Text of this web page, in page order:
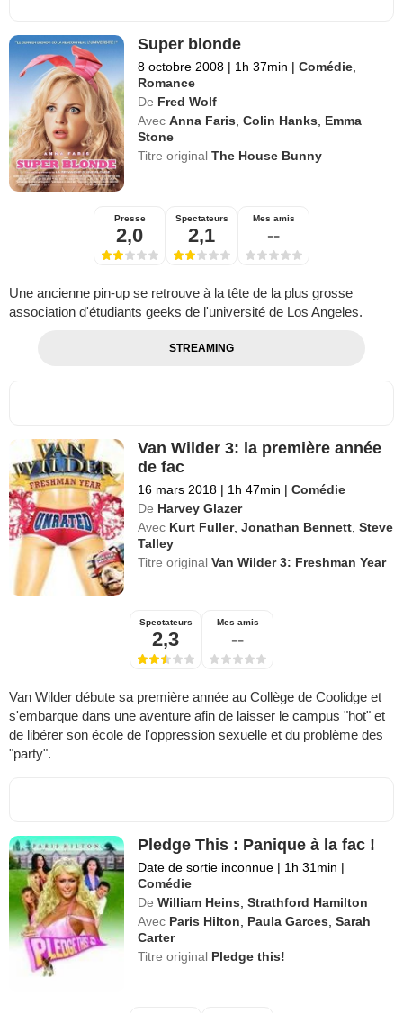
Super blonde
8 octobre 2008 | 1h 37min | Comédie
Romance
De Fred Wolf
Avec Anna Faris ,Colin Hanks
Emma
Stone
Titre originalThe House Bunny
Presse
2,0
Spectateurs
2,1
Mes amis
--
Une ancienne pin-up se retrouve à la tête de la plus grosse
association d'étudiants geeks de l'université de Los Angeles.
STREAMING
Van Wilder 3: la première année
de fac
16 mars 2018 | 1h 47min | Comédie
De Harvey Glazer
Avec Kurt Fuller,Jonathan Bennett ,Steve
Talley
Titre originalVan Wilder 3: Freshman Year
Spectateurs
2,3
Mes amis
--
Van Wilder débute sa première année au Collège de Coolidge et
s'embarque dans une aventure afin de laisser le campus "hot" et
de libérer son école de l'oppression sexuelle et du problème des
"party".
Pledge This : Panique à la fac !
Date de sortie inconnue | 1h 31min |
Comédie
De William Heins ,Strathford Hamilton
Avec Paris Hilton Paula Garces ,Sarah
Carter
Titre original Pledge this!